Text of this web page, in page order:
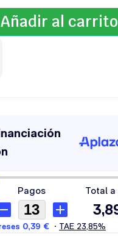
Añadir al carrito